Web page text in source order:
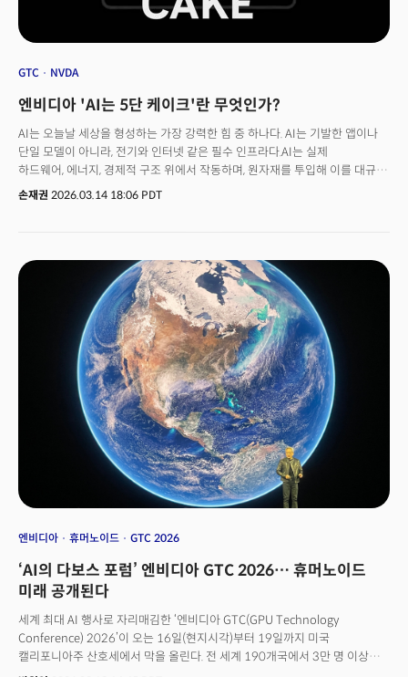
GTC NVDA
엔비디아 'AI는 5단 케이크'란 무엇인가?
AI는 오늘날 세상을 형성하는 가장 강력한 힘 중 하나다. AI는 기발한 앱이나
단일 모델이 아니라, 전기와 인터넷 같은 필수 인프라다.AI는 실제
하드웨어, 에너지, 경제적 구조 위에서 작동하며, 원자재를 투입해 이를 대규모
지능으로 전환한다. 모든 기업이 AI를 활용하게 될 것이며, 모든 국가가 AI를
손재권 2026.03.14 18:06 PDT
엔비디아 휴머노이드 GTC 2026
‘AI의 다보스 포럼’ 엔비디아 GTC 2026… 휴머노이드
미래 공개된다
세계 최대 AI 행사로 자리매김한 ‘엔비디아 GTC(GPU Technology
Conference) 2026’이 오는 16일(현지시각)부터 19일까지 미국
캘리포니아주 산호세에서 막을 올린다. 전 세계 190개국에서 3만 명 이상이